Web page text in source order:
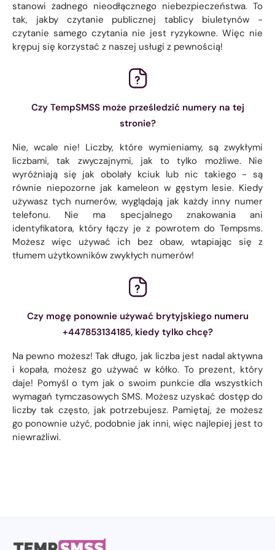
stanowi żadnego nieodłącznego niebezpieczeństwa. To
tak, jakby czytanie publicznej tablicy biuletynów -
czytanie samego czytania nie jest ryzykowne. Więc nie
krępuj się korzystać z naszej usługi z pewnością!
Czy TempSMSS może prześledzić numery na tej
stronie?
Nie, wcale nie! Liczby, które wymieniamy, są zwykłymi
liczbami, tak zwyczajnymi, jak to tylko możliwe. Nie
wyróżniają się jak obolały kciuk lub nic takiego - są
równie niepozorne jak kameleon w gęstym lesie. Kiedy
używasz tych numerów, wyglądają jak każdy inny numer
telefonu. Nie ma specjalnego znakowania ani
identyfikatora, który łączy je z powrotem do Tempsms.
Możesz więc używać ich bez obaw, wtapiając się z
tłumem użytkowników zwykłych numerów!
Czy mogę ponownie używać brytyjskiego numeru
+447853134185, kiedy tylko chcę?
Na pewno możesz! Tak długo, jak liczba jest nadal aktywna
i kopała, możesz go używać w kółko. To prezent, który
daje! Pomyśl o tym jak o swoim punkcie dla wszystkich
wymagań tymczasowych SMS. Możesz uzyskać dostęp do
liczby tak często, jak potrzebujesz. Pamiętaj, że możesz
go ponownie użyć, podobnie jak inni, więc najlepiej jest to
niewrażliwi.